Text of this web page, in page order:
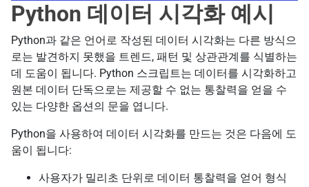
Python 데이터 시각화 예시
Python과 같은 언어로 작성된 데이터 시각화는 다른 방식으
로는 발견하지 못했을 트렌드, 패턴 및 상관관계를 식별하는
데 도움이 됩니다. Python 스크립트는 데이터를 시각화하고
원본 데이터 단독으로는 제공할 수 없는 통찰력을 얻을 수
있는 다양한 옵션의 문을 엽니다.
Python을 사용하여 데이터 시각화를 만드는 것은 다음에 도
움이 됩니다:
사용자가 밀리초 단위로 데이터 통찰력을 얻어 형식